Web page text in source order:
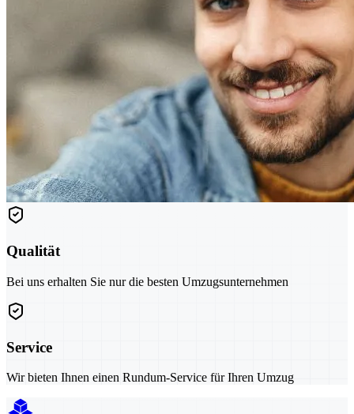
Qualität
Bei uns erhalten Sie nur die besten Umzugsunternehmen
Service
Wir bieten Ihnen einen Rundum-Service für Ihren Umzug